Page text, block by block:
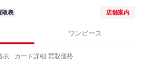
取表 店舗案内
ワンピース
表 カード詳細 買取価格